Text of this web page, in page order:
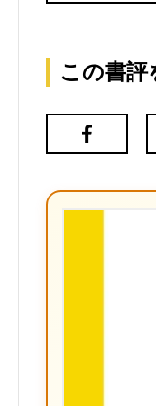
この書評
Facebook